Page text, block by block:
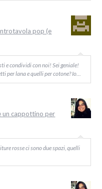
pop (e
e condividi con noi! Sei geniale!
per lana e quelli per cotone? Io…
un cappottino per
rosse ci sono due spazi, quelli